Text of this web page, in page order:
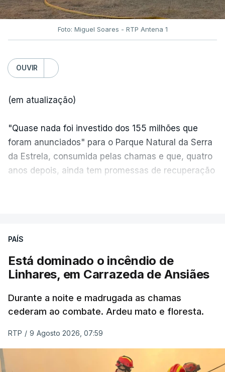
Foto: Miguel Soares - RTP Antena 1
OUVIR
(em atualização)
"Quase nada foi investido dos 155 milhões que
foram anunciados" para o Parque Natural da Serra
da Estrela, consumida pelas chamas e que, quatro
anos depois, ainda tem promessas de recuperação
ESTE CONTEÚDO ESTÁ NESTE
PAÍS
Está dominado o incêndio de
Linhares, em Carrazeda de Ansiães
Durante a noite e madrugada as chamas
cederam ao combate. Ardeu mato e floresta.
RTP / 9 Agosto 2026, 07:59